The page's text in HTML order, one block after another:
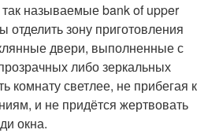
называемые bank of upper
отделить зону приготовления
двери, выполненные с
либо зеркальных
комнату светлее, не прибегая к
и не придётся жертвовать
окна.